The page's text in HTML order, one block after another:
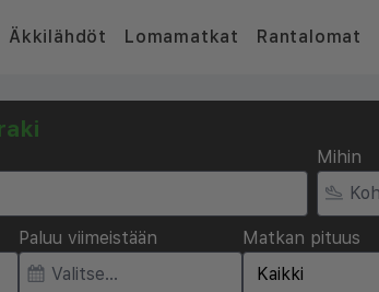
Äkkilähdöt Lomamatkat Rantalomat
Mihin
Paluu viimeistään
Matkan pituus